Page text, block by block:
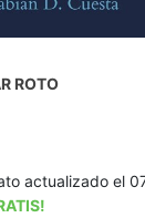
ROTO
actualizado el